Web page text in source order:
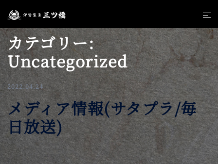
ン
テ
ン
ツ
へ
ス
キ
プ
ト
グ
ル
メ
ニ
ュ
ー
カテゴリー:
Uncategorized
2022.04.24
メディア情報(サタプラ/毎
日放送)